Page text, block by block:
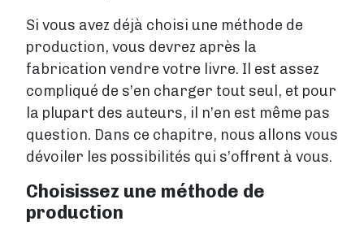
Si vous avez déjà choisi une méthode de
production, vous devrez après la
fabrication vendre votre livre. Il est assez
compliqué de s’en charger tout seul, et pour
la plupart des auteurs, il n’en est même pas
question. Dans ce chapitre, nous allons vous
dévoiler les possibilités qui s’offrent à vous.
Choisissez une méthode de
production